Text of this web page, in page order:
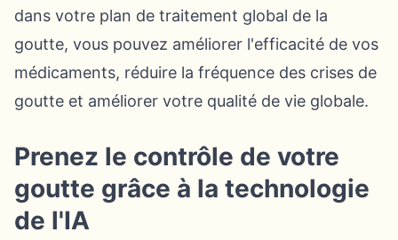
dans votre plan de traitement global de la
goutte, vous pouvez améliorer l'efficacité de vos
médicaments, réduire la fréquence des crises de
goutte et améliorer votre qualité de vie globale.
Prenez le contrôle de votre
goutte grâce à la technologie
de l'IA